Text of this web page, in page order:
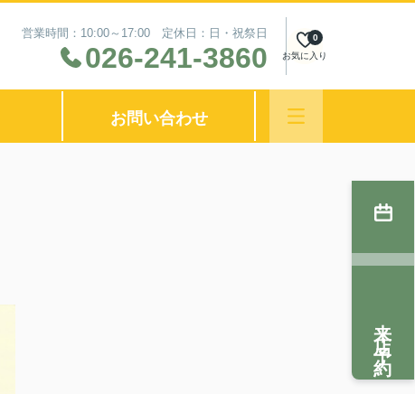
営業時間：10:00～17:00 定休日：日・祝祭日
026-241-3860 お気に入り
0
お問い合わせ
来店予約